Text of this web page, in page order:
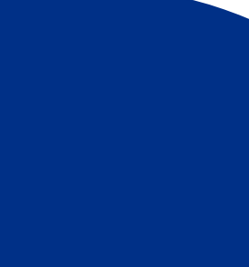
Observez l’échauffement de près,
à l’entrée des joueurs et
Observez l’échauffement de près,
Atleti Territory.